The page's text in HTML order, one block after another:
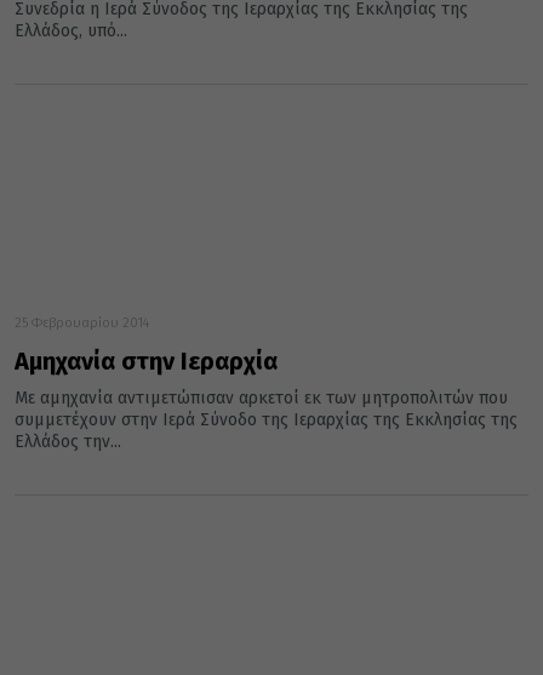
Συνεδρία η Ιερά Σύνοδος της Ιεραρχίας της Εκκλησίας της
Ελλάδος, υπό...
25 Φεβρουαρίου 2014
Αμηχανία στην Ιεραρχία
Με αμηχανία αντιμετώπισαν αρκετοί εκ των μητροπολιτών που
συμμετέχουν στην Ιερά Σύνοδο της Ιεραρχίας της Εκκλησίας της
Ελλάδος την...